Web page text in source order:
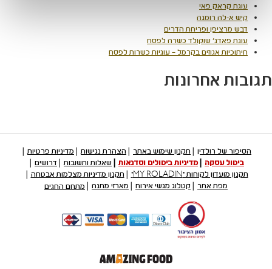
עוגת קראק פאי
קיש א-לה רומנה
דבש מרציפן ופריחת הדרים
עוגת פאדג' שוקולד כשרה לפסח
חיתוכיות אגוזים בקרמל – עוגיות כשרות לפסח
תגובות אחרונות
הסיפור של רולדין תקנון שימוש באתר הצהרת נגישות
מדיניות פרטיות
ביטול עסקה
מדיניות ביטולים וסדנאות שאלות ותשובות
דרושים
תקנון מועדון לקוחות "MY ROLADIN"
תקנון מדיניות מצלמות אבטחה
מפת אתר
קטלוג מגשי אירוח מארזי מתנה מתחם החגים
קישור